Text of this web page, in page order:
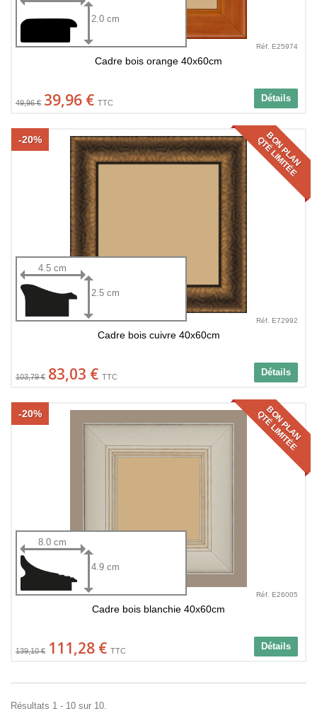
2.0 cm
Réf. E25974
Cadre bois orange 40x60cm
Détails
49,96 € 39,96 € TTC
4.5 cm
2.5 cm
Réf. E72992
BON PLAN
QTÉ LIMITÉE
-20%
Cadre bois cuivre 40x60cm
Détails
103,79 € 83,03 € TTC
8.0 cm
4.9 cm
Réf. E26005
BON PLAN
QTÉ LIMITÉE
-20%
Cadre bois blanchie 40x60cm
Détails
139,10 € 111,28 € TTC
Résultats 1 - 10 sur 10.